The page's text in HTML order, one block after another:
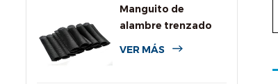
Manguito de
alambre trenzado
expansible de PPS
VER MÁS